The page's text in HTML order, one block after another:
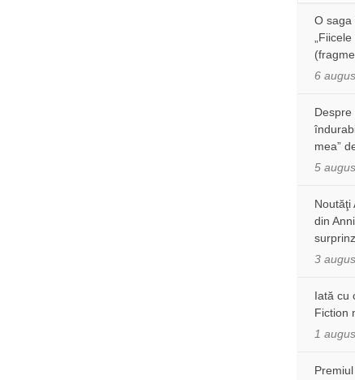
O saga
6
mea”
5
Noutăţi
din
3
Iată cu
Fiction
1